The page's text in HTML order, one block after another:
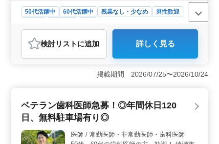
50代活躍中 60代活躍中 残業なし・少なめ
男性歓迎
おすすめポイント
＜職場の雰囲気＞ この病院では様々なバックグラウン
ドを持つスタッフが活躍しています。50代60代も活躍中
で、様々な年代の医師が協力しながら働いていま
す。 ＜勤務条件＞ 夜勤は必要に応じて調整が可能
＞ 週休2日制を取っており、夏季休暇や年末年始休暇も
あります。仕事とプライベートのバランスを取りやす
く、疲れをしっかりとリセットする時間を確保できま
す。
検討リスト に追加 詳しく見る
掲載期間 2026/07/25〜2026/10/24
ベテラン歯科医師急募！◎年間休日120
日、無料駐車場有り◎
医師 / 常勤医師・非常勤医師・歯科医師